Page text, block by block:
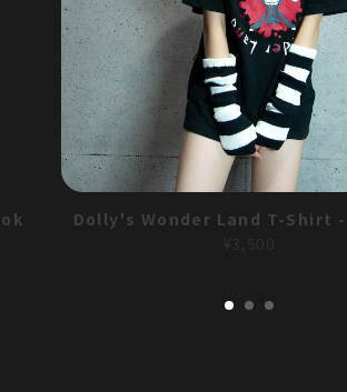
Dolly's Wonder Land T-Shirt -